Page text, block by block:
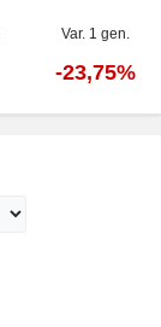
Var. 1 gen.
-23,75%